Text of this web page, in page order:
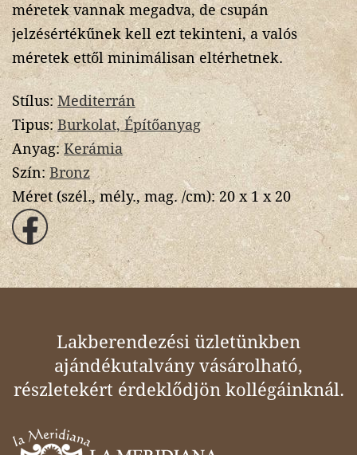
méretek vannak megadva, de csupán
jelzésértékűnek kell ezt tekinteni, a valós
méretek ettől minimálisan eltérhetnek.
Stílus:Mediterrán
Tipus:Burkolat, Építőanyag
Anyag:Kerámia
Szín:Bronz
Méret (szél., mély., mag. /cm):20 x 1 x 20
Lakberendezési üzletünkben
ajándékutalvány vásárolható,
részletekért érdeklődjön kollégáinknál.